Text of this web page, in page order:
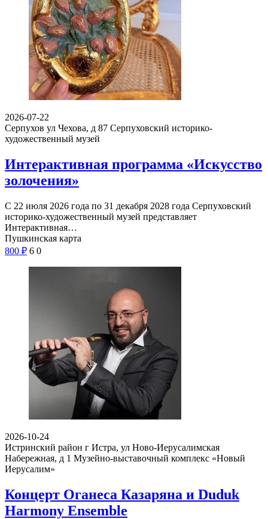
2026-07-22
Серпухов ул Чехова, д 87 Серпуховский историко-
художественный музей
Интерактивная программа «Искусство
золочения»
С 22 июля 2026 года по 31 декабря 2028 года Серпуховский
историко-художественный музей представляет
Интерактивная…
Пушкинская карта
800 ₽ 6 0
2026-10-24
Истринский район г Истра, ул Ново-Иерусалимская
Набережная, д 1 Музейно-выставочный комплекс «Новый
Иерусалим»
Концерт Оганеса Казаряна и Duduk
Harmony Ensemble